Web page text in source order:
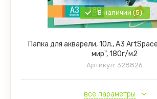
В наличии (5)
Папка для акварели, 10л., А3
мир", 180г/м2
Артикул: 328826
все параметры